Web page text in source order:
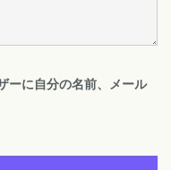
ーに自分の名前、メール